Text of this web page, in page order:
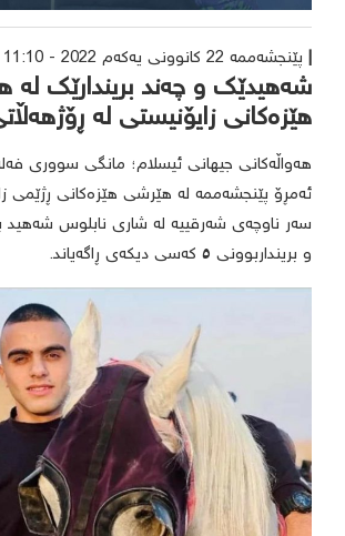
پێنجشەممە 22 کانوونی یەکەم 2022 - 11:10
شەهیدێک و چەند بریندارێک لە
هێزەکانی زایۆنیستی لە
هەواڵەکانی جیهانی ئیسلام؛ مانگی سووری
ئەمڕۆ پێنجشەممە لە هێرشی هێزەکانی ڕژێمی
سەر ناوچەی شەرقییە لە شاری نابلوس
و برینداربوونی ٥ کەسی دیکەی ڕاگەیاند.